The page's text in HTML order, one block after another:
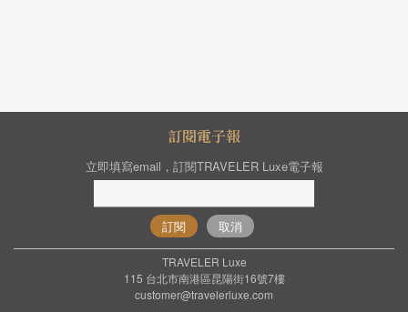
訂閱電子報
立即填寫email，訂閱TRAVELER Luxe電子報
訂閱 取消
TRAVELER Luxe
115 台北市南港區昆陽街16號7樓
customer@travelerluxe.com